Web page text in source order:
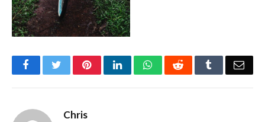
FacebookTwitterPinterestLinkedInWhatsAppReddit Tumblr
Chris